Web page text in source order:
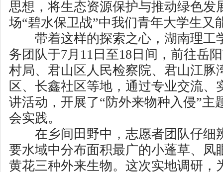
思想，将生态资源保护与推动绿色发
场“碧水保卫战”中我们青年大学生又
带着这样的探索之心，湖南理工
务团队于7月11日至18日间，前往岳
村局、君山区人民检察院、君山江豚
区、长鑫社区等地，通过专业交流、
讲活动，开展了“防外来物种入侵”主
会实践。
在乡间田野中，志愿者团队仔细
要水域中分布面积最广的小蓬草、凤
黄花三种外来生物。这次实地调研，